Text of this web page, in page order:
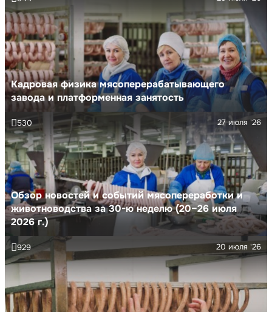
Кадровая физика мясоперерабатывающего
завода и платформенная занятость
Обзор новостей и событий мясопереработки и
животноводства за 30-ю неделю (20–26 июля
2026 г.)
27 июля '26
530
20 июля '26
929